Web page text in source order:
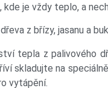
je vždy teplo, a
z břízy, jasanu a
tepla z palivového
skladujte na
vytápění.